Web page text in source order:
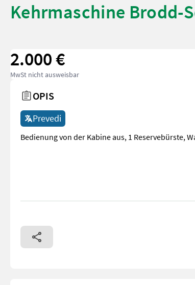
Kehrmaschine Brodd-
2.000 €
MwSt nicht ausweisbar
OPIS
Prevedi
Bedienung von der Kabine aus, 1 Reservebürste,